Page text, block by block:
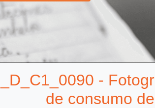
-
de consumo